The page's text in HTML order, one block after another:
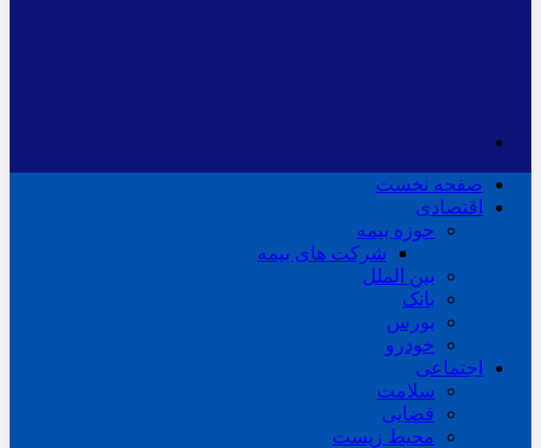
صفحه نخست
اقتصادی
حوزه بیمه
شرکت های بیمه
بین الملل
بانک
بورس
خودرو
اجتماعی
سلامت
قضایی
محیط زیست